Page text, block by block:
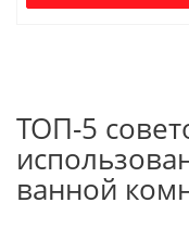
ТОП-5
ванной